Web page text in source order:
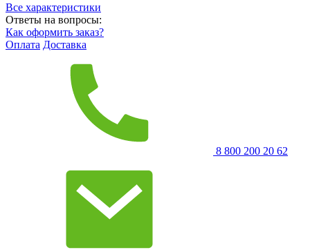
Все характеристики
Ответы на вопросы:
Как оформить заказ?
Оплата Доставка
8 800 200 20 62